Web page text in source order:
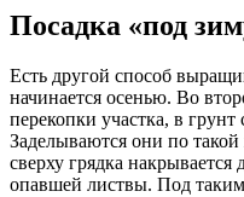
Посадка «под
Есть другой способ
начинается осенью. Во
перекопки участка, в
Заделываются они по
сверху грядка
опавшей листвы. Под